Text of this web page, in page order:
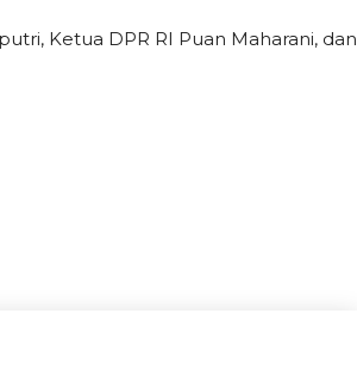
Ketua DPR RI Puan Maharani, dan